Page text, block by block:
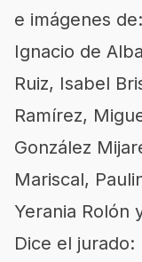
e imágenes
Ignacio de
Ruiz, Isabel
Ramírez,
González
Mariscal,
Yerania Rolón
Dice el jurado: